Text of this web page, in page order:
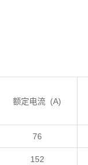
额定电流 (A)
76
152